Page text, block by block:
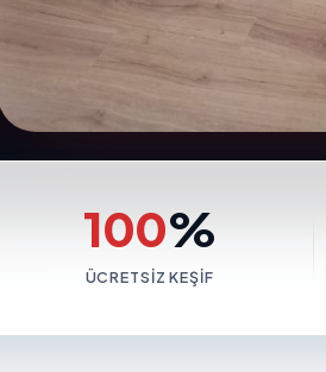
100%
ÜCRETSIZ KEŞIF